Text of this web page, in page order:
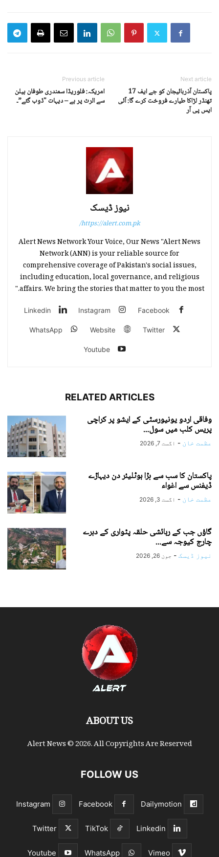
Previous article
امریکہ: فلوریڈا سمندری طوفان ہیلن
سے الرٹ پر ہے – دیہات "ڈوب گئے”ـ
Next article
پاکستان آذربائیجان کو جے ایف 17
تھنڈر لڑاکا طیارے فروخت کرے گا: آئی
ایس پی آر
نیوز ڈیسک
https://alert.com.pk/
Alert News Network Your Voice, Our News "Alert News
Network (ANN) is your reliable source for
comprehensive coverage of Pakistan's social issues,
including education, local governance, and religious
affairs. We bring the stories that matter to you the most."
Facebook
Instagram
Linkedin
Twitter
Website
WhatsApp
Youtube
RELATED ARTICLES
وفاقی اردو یونیورسٹی کے ایشو پر کراچی
پریس کلب میں سول...
عظمت خان - اگست 7, 2026
پاکستان کا سب سے بڑا ہوٹلیئر دن دیہاڑے
ڈیفنس سے اغواء
عظمت خان - اگست 3, 2026
گاؤں جب کے رہائشی حلقہ پٹواری کے دہرے
چارج کیوجہ سے...
نیوز ڈیسک - جون 26, 2026
ABOUT US
Alert News © 2026. All Copyrights Are Reserved
FOLLOW US
Dailymotion
Facebook
Instagram
Linkedin
TikTok
Twitter
Vimeo
WhatsApp
Youtube